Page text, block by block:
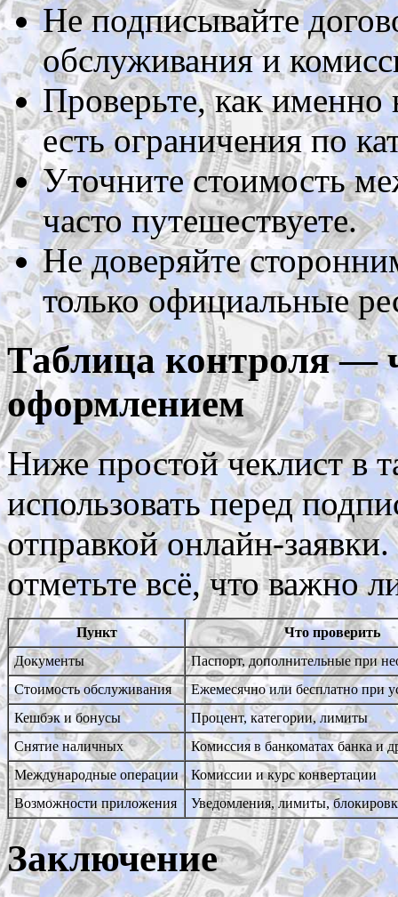
Не подписывайте
обслуживания и
Проверьте, как именно
есть ограничения по
Уточните стоимость
часто путешествуете.
Не доверяйте
только официальные
Таблица контроля —
оформлением
Ниже простой чеклист в
использовать перед
отправкой онлайн-
отметьте всё, что важно
Пункт
Что проверить
Документы
Паспорт, дополнительные при
Стоимость обслуживания
Ежемесячно или бесплатно при
Кешбэк и бонусы
Процент, категории, лимиты
Снятие наличных
Комиссия в банкоматах банка и
Международные операции
Комиссии и курс конвертации
Возможности приложения
Уведомления, лимиты,
Заключение